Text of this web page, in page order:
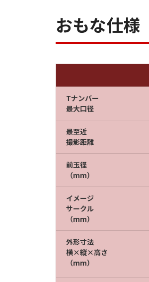
おもな仕様
Tナンバー
最大口径
最至近
撮影距離
前玉径
（mm）
イメージ
サークル
（mm）
外形寸法
横×縦×高さ
（mm）